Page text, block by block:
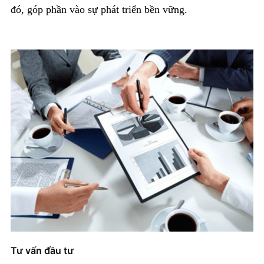
+ Mở nhóm...
đó, góp phần vào sự phát triển bền vững.
Tư vấn đầu tư